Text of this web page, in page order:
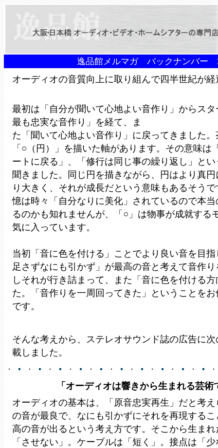
逸品館メルマガ バックナンバー
オーディオの音質向上に取り組んで四半世紀が
最初は「自分が聞いて心地よい音作り」からス
最も忠実な音作り」を経て、ま
た「聞いて心地よい音作り」に戻ってきました
「○（円）」を描いた軸があります。その意味は
ートに戻る」、「修行は同じ事の繰り返し」と
聞きました。同じ円を描きながら、円はより真
り大きく、それが成長だという意味もあるそう
憶は時々「自分なりに美化」されているので本
るのかも知れませんが、「○」は物事が成就する
気に入っています。
当初「音に色を付ける」ことでより良い音を目
足さずなにも引かず」が最高の音と考えて音作
しそれが行き詰まって、また「音に色を付ける
た。「音作りを一周回ってきた」ということを
です。
そんな考えから、
ステレオサウンド誌の広告に
載しました。
「オーディオは響きから生まれる芸術
オーディオの基本は、「原音忠実再生」だと考
の音が最良で、なにも引かずにそれを再現する
高の音が出るという考え方です。そこから生ま
「させない」。ケーブルは「短く」。接点は「